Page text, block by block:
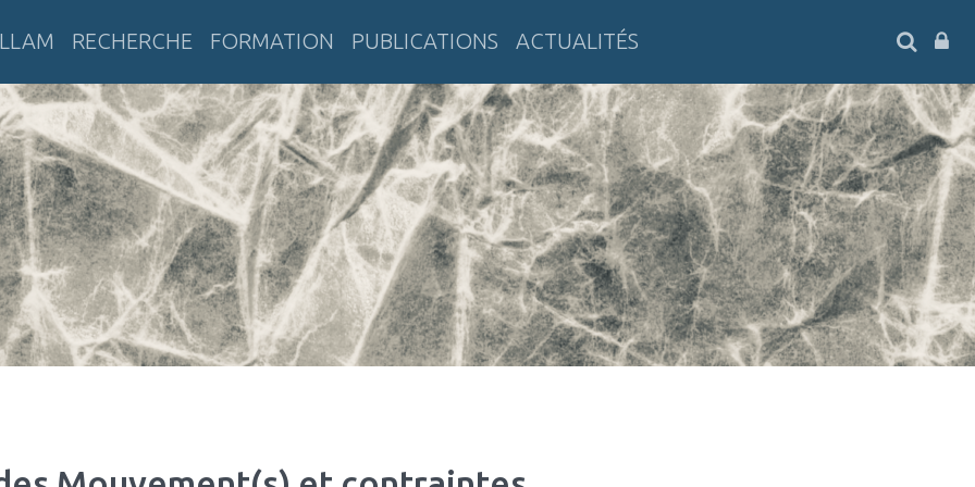
anciennes et modernes
RECHERCHE FORMATION PUBLICATIONS ACTUALITÉS